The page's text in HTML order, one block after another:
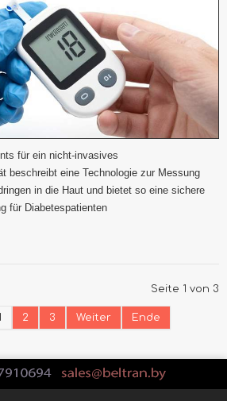
für ein nicht-invasives
beschreibt eine Technologie zur Messung
in die Haut und bietet so eine sichere
für Diabetespatienten
Seite 1 von 3
2 3 Weiter Ende